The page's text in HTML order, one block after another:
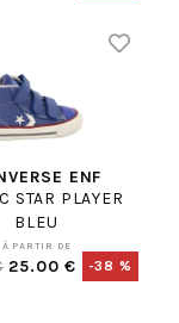
ENF
STAR PLAYER
BLEU
À PARTIR DE
25.00 € -38 %